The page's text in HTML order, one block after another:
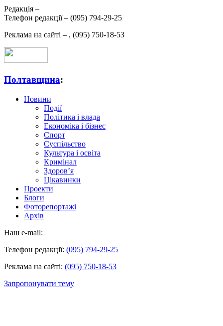
Редакція –
Телефон редакції – (095) 794-29-25
Реклама на сайті – , (095) 750-18-53
Полтавщина:
Новини
Події
Політика і влада
Економіка і бізнес
Спорт
Суспільство
Культура і освіта
Кримінал
Здоров’я
Цікавинки
Проекти
Блоги
Фоторепортажі
Архів
Наш e-mail:
Телефон редакції: (095) 794-29-25
Реклама на сайті: (095) 750-18-53
Запропонувати тему